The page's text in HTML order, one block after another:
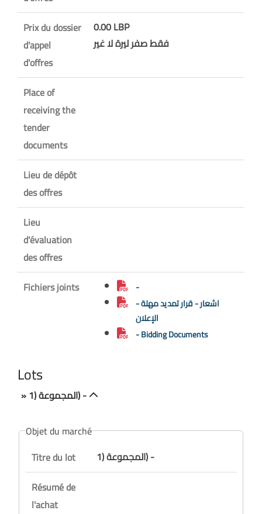
Prix du dossier
d'appel
d'offres
0.00 LBP
فقط صفر ليرة لا غير
Place of
receiving the
tender
documents
Lieu de dépôt
des offres
Lieu
d'évaluation
des offres
Fichiers joints
-
- اشعار - قرار تمديد مهلة
الإعلان
- Bidding Documents
Lots
» المجموعة (1) -
Objet du marché
Titre du lot
المجموعة (1) -
Résumé de
l'achat